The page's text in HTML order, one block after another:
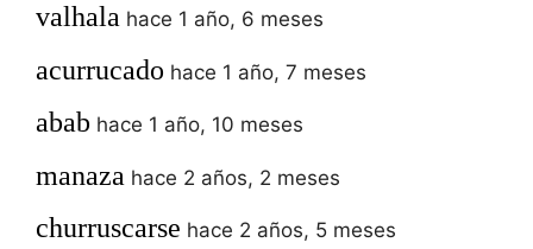
valhala hace 1 año, 6 meses
acurrucado hace 1 año, 7 meses
abab hace 1 año, 10 meses
manaza hace 2 años, 2 meses
churruscarse hace 2 años, 5 meses